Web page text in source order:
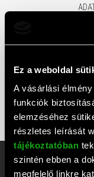
Ez a weboldal
A vásárlási
funkciók
elemzéséhez
részletes leírását
tájékoztatóban
szintén ebben a
megfelelő linkre
Rufusz